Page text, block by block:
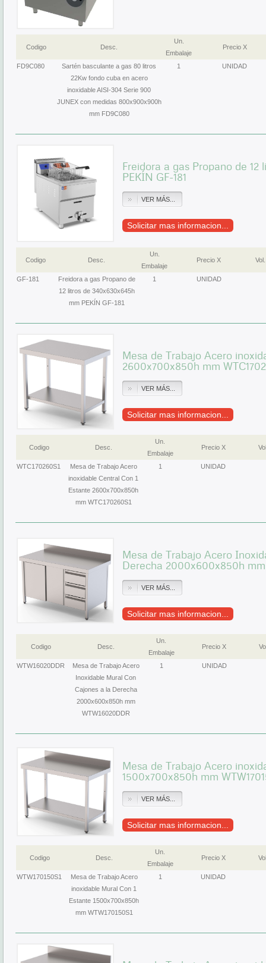
Codigo Desc.
Un.
Embalaje
Precio X
FD9C080
Sartén basculante a gas 80 litros
22Kw fondo cuba en acero
inoxidable AISI-304 Serie 900
JUNEX con medidas 800x900x900h
mm FD9C080
1 UNIDAD
Freidora a gas Propano de
PEKÍN GF-181
VER MÁS...
Solicitar mas informacion...
Codigo Desc.
Un.
Embalaje
Precio X Vol.
GF-181
Freidora a gas Propano de
12 litros de 340x630x645h
mm PEKÍN GF-181
1 UNIDAD
Mesa de Trabajo Acero
2600x700x850h mm
VER MÁS...
Solicitar mas informacion...
Codigo Desc.
Un.
Embalaje
Precio X
WTC170260S1
Mesa de Trabajo Acero
inoxidable Central Con 1
Estante 2600x700x850h
mm WTC170260S1
1 UNIDAD
Mesa de Trabajo Acero
Derecha 2000x600x850h
VER MÁS...
Solicitar mas informacion...
Codigo Desc.
Un.
Embalaje
Precio X
WTW16020DDR
Mesa de Trabajo Acero
Inoxidable Mural Con
Cajones a la Derecha
2000x600x850h mm
WTW16020DDR
1 UNIDAD
Mesa de Trabajo Acero
1500x700x850h mm
VER MÁS...
Solicitar mas informacion...
Codigo Desc.
Un.
Embalaje
Precio X
WTW170150S1
Mesa de Trabajo Acero
inoxidable Mural Con 1
Estante 1500x700x850h
mm WTW170150S1
1 UNIDAD